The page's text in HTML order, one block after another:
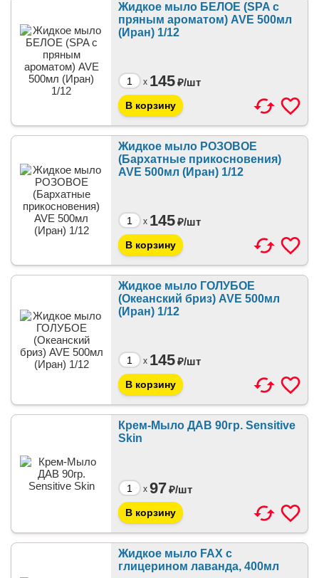
Жидкое мыло БЕЛОЕ (SPA с
пряным ароматом) AVE 500мл
(Иран) 1/12
x 145₽/шт
Жидкое мыло РОЗОВОЕ
(Бархатные прикосновения)
AVE 500мл (Иран) 1/12
x 145₽/шт
Жидкое мыло ГОЛУБОЕ
(Океанский бриз) AVE 500мл
(Иран) 1/12
x 145₽/шт
Крем-Мыло ДАВ 90гр. Sensitive
Skin
x 97₽/шт
Жидкое мыло FAX с
глицерином лаванда, 400мл